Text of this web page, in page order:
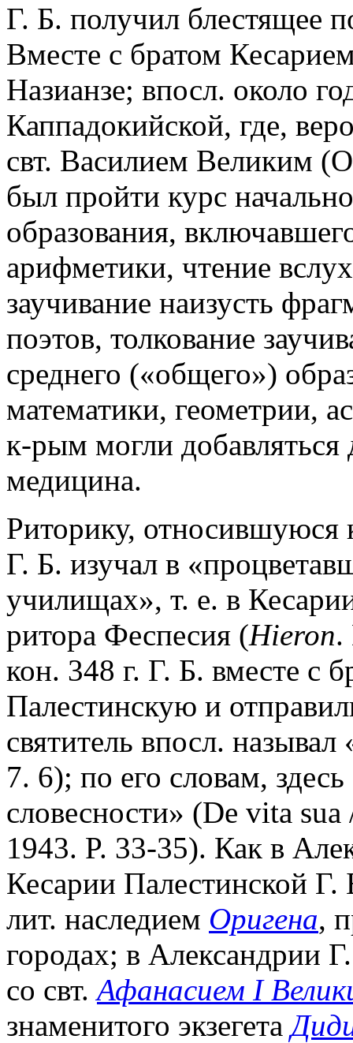
Г. Б. получил блестящее
Вместе с братом
Назианзе; впосл. около
Каппадокийской, где,
свт. Василием Великим
был пройти курс
образования,
арифметики, чтение
заучивание наизусть
поэтов, толкование
среднего («общего»)
математики, геометрии,
к-рым могли добавляться
медицина.
Риторику, относившуюся
Г. Б. изучал в
училищах», т. е. в
ритора Феспесия (Hieron.
кон. 348 г. Г. Б. вместе с
Палестинскую и
святитель впосл.
7. 6); по его словам,
словесности» (De vita
1943. P. 33-35). Как в
Кесарии Палестинской
лит. наследием Оригена,
городах; в Александрии
со свт.Афанасием I
знаменитого экзегета